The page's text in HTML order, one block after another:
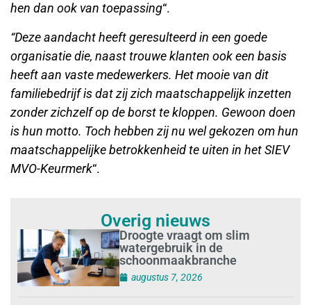
hen dan ook van toepassing“.
“Deze aandacht heeft geresulteerd in een goede
organisatie die, naast trouwe klanten ook een basis
heeft aan vaste medewerkers. Het mooie van dit
familiebedrijf is dat zij zich maatschappelijk inzetten
zonder zichzelf op de borst te kloppen. Gewoon doen
is hun motto. Toch hebben zij nu wel gekozen om hun
maatschappelijke betrokkenheid te uiten in het SIEV
MVO-Keurmerk“.
Overig nieuws
Droogte vraagt om slim
watergebruik in de
schoonmaakbranche
augustus 7, 2026